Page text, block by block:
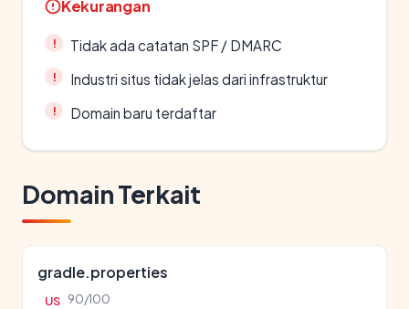
Kekurangan
Tidak ada catatan SPF / DMARC
Industri situs tidak jelas dari infrastruktur
Domain baru terdaftar
Domain Terkait
gradle.properties
US 90/100